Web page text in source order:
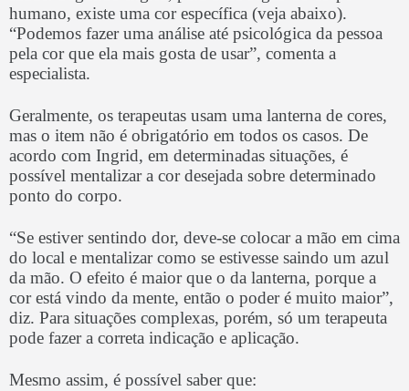
humano, existe uma cor específica (veja abaixo).
“Podemos fazer uma análise até psicológica da pessoa
pela cor que ela mais gosta de usar”, comenta a
especialista.
Geralmente, os terapeutas usam uma lanterna de cores,
mas o item não é obrigatório em todos os casos. De
acordo com Ingrid, em determinadas situações, é
possível mentalizar a cor desejada sobre determinado
ponto do corpo.
“Se estiver sentindo dor, deve-se colocar a mão em cima
do local e mentalizar como se estivesse saindo um azul
da mão. O efeito é maior que o da lanterna, porque a
cor está vindo da mente, então o poder é muito maior”,
diz. Para situações complexas, porém, só um terapeuta
pode fazer a correta indicação e aplicação.
Mesmo assim, é possível saber que: